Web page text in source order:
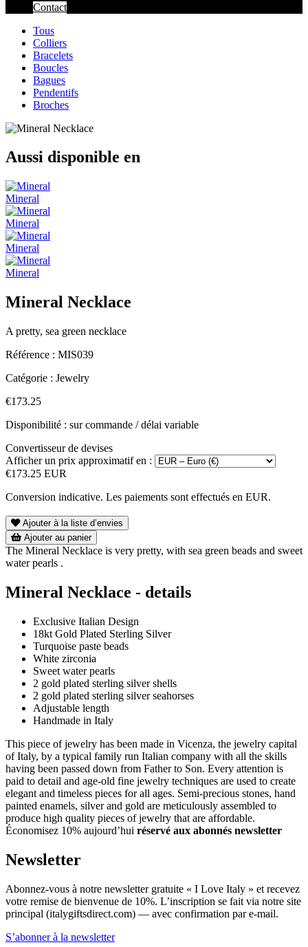
Contact
Tous
Colliers
Bracelets
Boucles
Bagues
Pendentifs
Broches
Aussi disponible en
Mineral
Mineral
Mineral
Mineral
Mineral Necklace
A pretty, sea green necklace
Référence : MIS039
Catégorie : Jewelry
€173.25
Disponibilité : sur commande / délai variable
Convertisseur de devises
Afficher un prix approximatif en :
€173.25 EUR
Conversion indicative. Les paiements sont effectués en EUR.
Ajouter à la liste d’envies
Ajouter au panier
The Mineral Necklace is very pretty, with sea green beads and sweet
water pearls .
Mineral Necklace - details
Exclusive Italian Design
18kt Gold Plated Sterling Silver
Turquoise paste beads
White zirconia
Sweet water pearls
2 gold plated sterling silver shells
2 gold plated sterling silver seahorses
Adjustable length
Handmade in Italy
This piece of jewelry has been made in Vicenza, the jewelry capital
of Italy, by a typical family run Italian company with all the skills
having been passed down from Father to Son. Every attention is
paid to detail and age-old fine jewelry techniques are used to create
elegant and timeless pieces for all ages. Semi-precious stones, hand
painted enamels, silver and gold are meticulously assembled to
produce high quality pieces of jewelry that are affordable.
Économisez 10% aujourd’hui réservé aux abonnés newsletter
Newsletter
Abonnez-vous à notre newsletter gratuite « I Love Italy » et recevez
votre remise de bienvenue de 10%. L’inscription se fait via notre site
principal (italygiftsdirect.com) — avec confirmation par e-mail.
S’abonner à la newsletter